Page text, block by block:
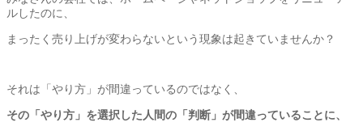
ルしたのに、
まったく売り上げが変わらないという現象は起きていませんか？
それは「やり方」が間違っているのではなく、
その「やり方」を選択した人間の「判断」が間違っていることに、